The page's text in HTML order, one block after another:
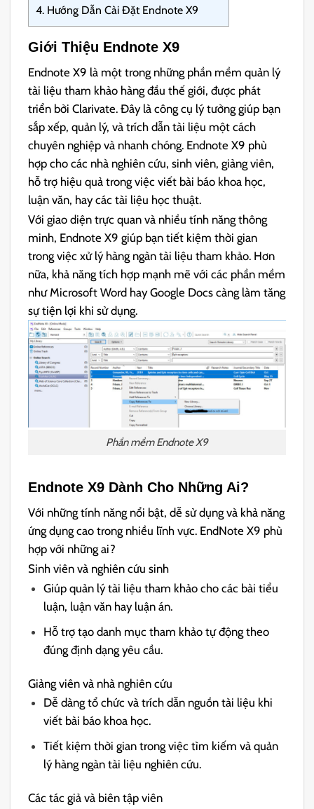
4. Hướng Dẫn Cài Đặt Endnote X9
Giới Thiệu Endnote X9
Endnote X9 là một trong những phần mềm quản lý
tài liệu tham khảo hàng đầu thế giới, được phát
triển bởi Clarivate. Đây là công cụ lý tưởng giúp bạn
sắp xếp, quản lý, và trích dẫn tài liệu một cách
chuyên nghiệp và nhanh chóng. Endnote X9 phù
hợp cho các nhà nghiên cứu, sinh viên, giảng viên,
hỗ trợ hiệu quả trong việc viết bài báo khoa học,
luận văn, hay các tài liệu học thuật.
Với giao diện trực quan và nhiều tính năng thông
minh, Endnote X9 giúp bạn tiết kiệm thời gian
trong việc xử lý hàng ngàn tài liệu tham khảo. Hơn
nữa, khả năng tích hợp mạnh mẽ với các phần mềm
như Microsoft Word hay Google Docs càng làm tăng
sự tiện lợi khi sử dụng.
Phần mềm Endnote X9
Endnote X9 Dành Cho Những Ai?
Với những tính năng nổi bật, dễ sử dụng và khả năng
ứng dụng cao trong nhiều lĩnh vực. EndNote X9 phù
hợp với những ai?
Sinh viên và nghiên cứu sinh
Giúp quản lý tài liệu tham khảo cho các bài tiểu
luận, luận văn hay luận án.
Hỗ trợ tạo danh mục tham khảo tự động theo
đúng định dạng yêu cầu.
Giảng viên và nhà nghiên cứu
Dễ dàng tổ chức và trích dẫn nguồn tài liệu khi
viết bài báo khoa học.
Tiết kiệm thời gian trong việc tìm kiếm và quản
lý hàng ngàn tài liệu nghiên cứu.
Các tác giả và biên tập viên